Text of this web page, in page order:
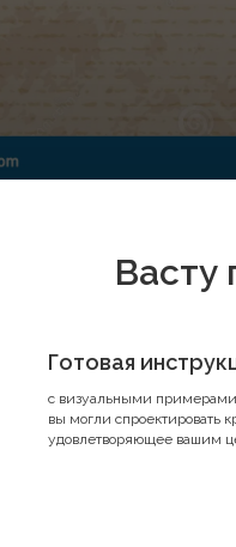
Васту
Готовая
с визуальными примерами
вы могли спроектировать
удовлетворяющее вашим